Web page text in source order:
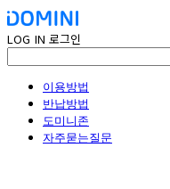
LOG IN 로그인
이용방법
반납방법
도미니존
자주묻는질문